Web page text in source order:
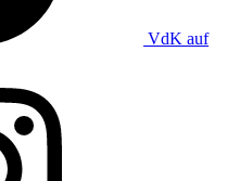
VdK auf